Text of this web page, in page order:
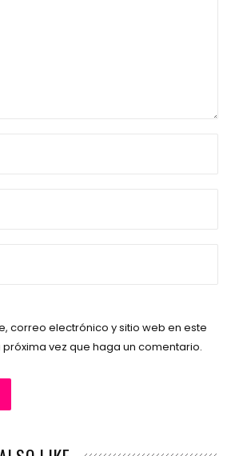
correo electrónico y sitio web en este
vez que haga un comentario.